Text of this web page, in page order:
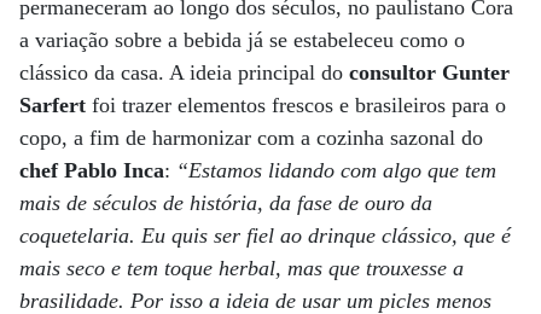
permaneceram ao longo dos séculos, no paulistano Cora
a variação sobre a bebida já se estabeleceu como o
clássico da casa. A ideia principal do consultor Gunter
Sarfert foi trazer elementos frescos e brasileiros para o
copo, a fim de harmonizar com a cozinha sazonal do
chef Pablo Inca: “Estamos lidando com algo que tem
mais de séculos de história, da fase de ouro da
coquetelaria. Eu quis ser fiel ao drinque clássico, que é
mais seco e tem toque herbal, mas que trouxesse a
brasilidade. Por isso a ideia de usar um picles menos